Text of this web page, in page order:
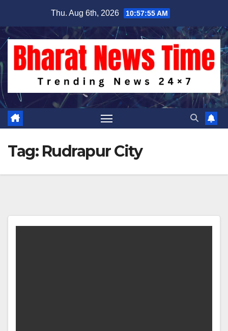
content
Thu. Aug 6th, 2026 10:57:56 AM
Tag: Rudrapur City